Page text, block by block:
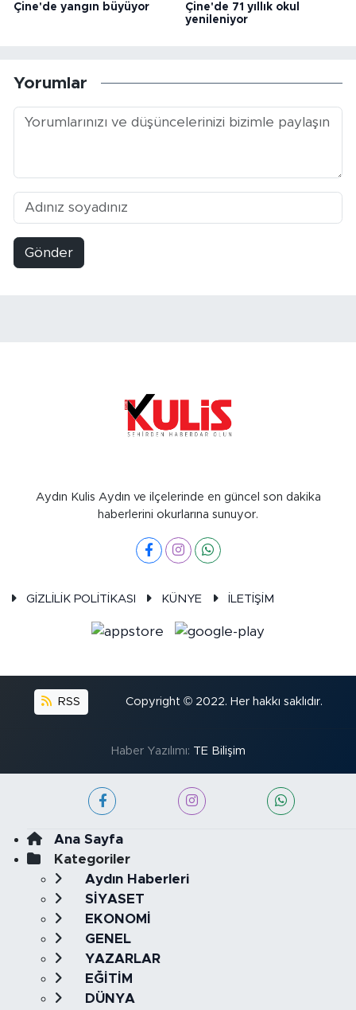
Çine'de yangın büyüyor
Çine'de 71 yıllık okul
yenileniyor
Yorumlar
Gönder
Aydın Kulis Aydın ve ilçelerinde en güncel son dakika
haberlerini okurlarına sunuyor.
GİZLİLİK POLİTİKASI KÜNYE İLETİŞİM
RSS Copyright © 2022. Her hakkı saklıdır.
Haber Yazılımı: TE Bilişim
Ana Sayfa
Kategoriler
Aydın Haberleri
SİYASET
EKONOMİ
GENEL
YAZARLAR
EĞİTİM
DÜNYA